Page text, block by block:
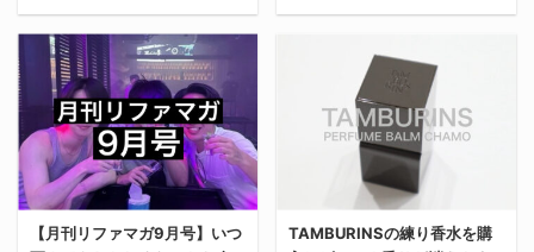
んの関係もないから、忖
度なく、思ったことをそ
のままレビューする。 俺
がオーシャントリコのシ
ャンプーを購入した理由
https://www.oceantoky
o.com/ 俺がオーシャン
トリコのシャンプーを購
イル旅館 横浜馬車道」を
選んだ理由 俺が「プロス
タイル旅館 横浜馬車道」
を選んだ理由は、毎日自
宅に引きこもって仕事を
するのに疲れたから。 個
人事業主でオフィス＝自
宅の俺は、年がら年中監
今回は、人生初のVIO脱
毛に行ってきたから、痛
みの感想などを共有す
る。 俺がVIO脱毛をしよ
うと思った理由 俺がVIO
脱毛をしようと思ったの
は、数日に一回毛を剃る
のが面倒くさすぎたか
8月の後半、約5年ぶりに
た。 2019年のコロナ前
以来の訪タイに心踊る。
メンツは、2019年も一緒
にタイに行ったあの時の
のメンバー。5年も経つ
と、みんな一人前の社会
人としてバリバリ働いて
【月刊リファマガ9月号】いつ
TAMBURINSの練り香水を購